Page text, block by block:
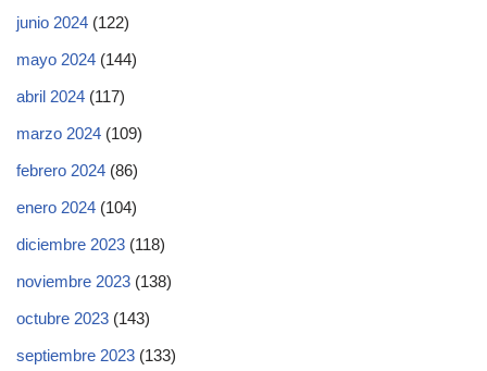
junio 2024 (122)
mayo 2024 (144)
abril 2024 (117)
marzo 2024 (109)
febrero 2024 (86)
enero 2024 (104)
diciembre 2023 (118)
noviembre 2023 (138)
octubre 2023 (143)
septiembre 2023 (133)